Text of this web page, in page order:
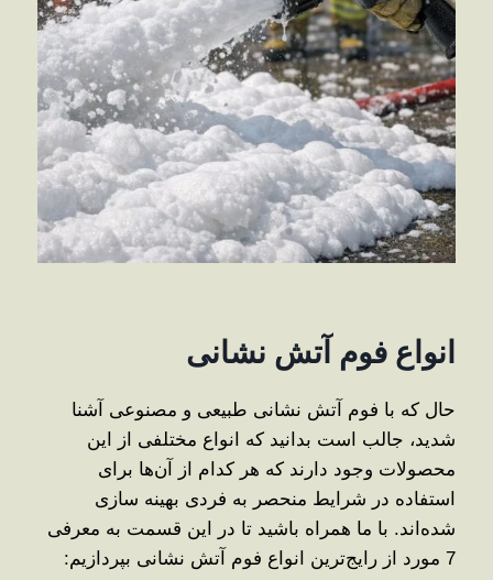
انواع فوم آتش نشانی
حال که با فوم آتش نشانی طبیعی و مصنوعی آشنا
شدید، جالب است بدانید که انواع مختلفی از این
محصولات وجود دارند که هر کدام از آن‌ها برای
استفاده در شرایط منحصر به فردی بهینه سازی
شده‌اند. با ما همراه باشید تا در این قسمت به معرفی
7 مورد از رایج‌ترین انواع فوم آتش نشانی بپردازیم: